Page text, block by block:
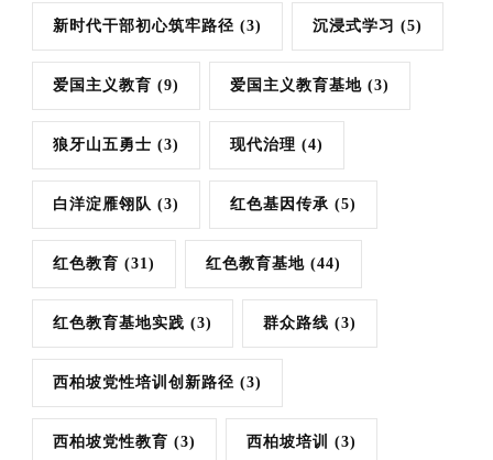
新时代干部初心筑牢路径 (3) 沉浸式学习 (5)
爱国主义教育 (9) 爱国主义教育基地 (3)
狼牙山五勇士 (3) 现代治理 (4)
白洋淀雁翎队 (3) 红色基因传承 (5)
红色教育 (31) 红色教育基地 (44)
红色教育基地实践 (3) 群众路线 (3)
西柏坡党性培训创新路径 (3)
西柏坡党性教育 (3) 西柏坡培训 (3)